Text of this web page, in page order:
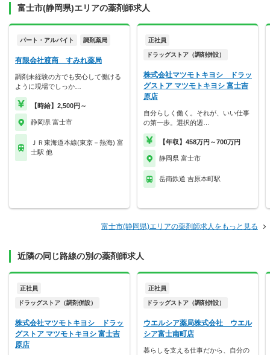
富士市(静岡県)エリアの薬剤師求人
パート・アルバイト 調剤薬局
有限会社渡商 すみれ薬局
調剤未経験の方でも安心して働ける
ように現場でしっか…
【時給】2,500円～
静岡県 富士市
ＪＲ東海道本線(東京－熱海) 富
士駅 他
正社員
ドラッグストア（調剤併設）
株式会社マツモトキヨシ ドラッ
グストア マツモトキヨシ 富士吉
原店
自分らしく働く。それが、いい仕事
の第一歩。選択的週…
【年収】458万円～700万円
静岡県 富士市
岳南鉄道 吉原本町駅
富士市(静岡県)エリアの薬剤師求人をもっと見る
近隣の同じ路線の別の薬剤師求人
正社員
ドラッグストア（調剤併設）
株式会社マツモトキヨシ ドラッ
グストア マツモトキヨシ 富士吉
原店
正社員
ドラッグストア（調剤併設）
ウエルシア薬局株式会社 ウエル
シア富士南町店
暮らしを支える仕事だから、自分の